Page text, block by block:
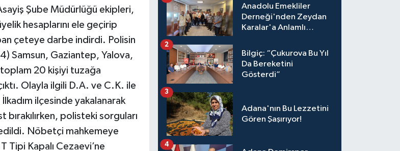
Şube Müdürlüğü ekipleri,
hesaplarını ele geçirip
çeteye darbe indirdi. Polisin
Samsun, Gaziantep, Yalova,
toplam 20 kişiyi tuzağa
Olayla ilgili D.A. ve C.K. ile
ilçesinde yakalanarak
bırakılırken, polisteki sorguları
Nöbetçi mahkemeye
Tipi Kapalı Cezaevi’ne
Anadolu Emekliler
Derneği'nden Zeydan
Karalar'a Anlamlı
Bilgiç: “Çukurova Bu Yıl
Da Bereketini
Gösterdi”
2
Adana'nın Bu Lezzetini
Gören Şaşırıyor!
3
4